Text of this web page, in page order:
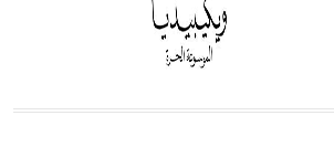
بكبر الحجم ويسمى الش
كلمة فرنسية اللفظ تم اعتمادها مصطلحاً